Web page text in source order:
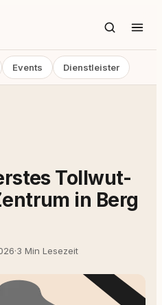
Events Dienstleister
Tollwut-
in Berg
·3 Min Lesezeit